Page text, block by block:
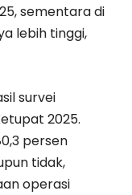
sementara di
lebih tinggi,
survei
2025.
persen
tidak,
operasi